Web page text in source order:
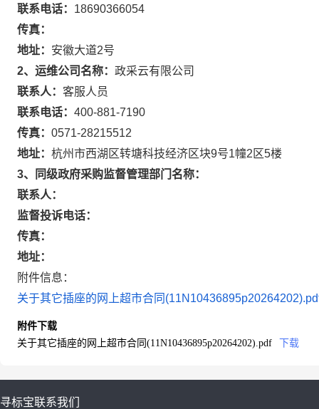
联系电话： 18690366054
传真：
地址： 安徽大道2号
2、运维公司名称： 政采云有限公司
联系人： 客服人员
联系电话： 400-881-7190
传真： 0571-28215512
地址： 杭州市西湖区转塘科技经济区块9号1幢2区5楼
3、同级政府采购监督管理部门名称：
联系人：
监督投诉电话：
传真：
地址：
附件信息：
关于其它插座的网上超市合同
附件下载
关于其它插座的网上超市合同(11N10436895p20264202).pdf
下载
寻标宝联系我们